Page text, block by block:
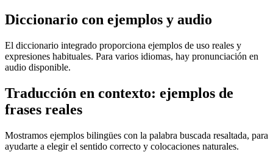
Diccionario con ejemplos y audio
El diccionario integrado proporciona ejemplos de uso reales y
expresiones habituales. Para varios idiomas, hay pronunciación en
audio disponible.
Traducción en contexto: ejemplos de
frases reales
Mostramos ejemplos bilingües con la palabra buscada resaltada, para
ayudarte a elegir el sentido correcto y colocaciones naturales.